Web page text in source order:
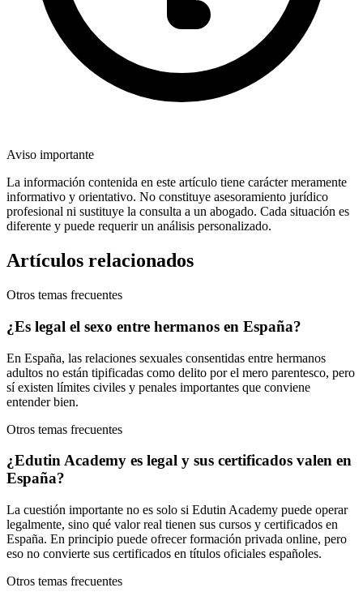
Aviso importante
La información contenida en este artículo tiene carácter meramente
informativo y orientativo. No constituye asesoramiento jurídico
profesional ni sustituye la consulta a un abogado. Cada situación es
diferente y puede requerir un análisis personalizado.
Artículos relacionados
Otros temas frecuentes
¿Es legal el sexo entre hermanos en España?
En España, las relaciones sexuales consentidas entre hermanos
adultos no están tipificadas como delito por el mero parentesco, pero
sí existen límites civiles y penales importantes que conviene
entender bien.
Otros temas frecuentes
¿Edutin Academy es legal y sus certificados valen en
España?
La cuestión importante no es solo si Edutin Academy puede operar
legalmente, sino qué valor real tienen sus cursos y certificados en
España. En principio puede ofrecer formación privada online, pero
eso no convierte sus certificados en títulos oficiales españoles.
Otros temas frecuentes